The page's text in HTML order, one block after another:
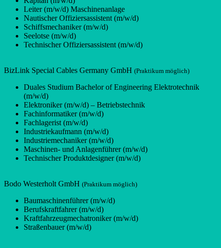
Leiter (m/w/d) Maschinenanlage
Nautischer Offiziersassistent (m/w/d)
Schiffsmechaniker (m/w/d)
Seelotse (m/w/d)
Technischer Offiziersassistent (m/w/d)
BizLink Special Cables Germany GmbH (Praktikum möglich)
Duales Studium Bachelor of Engineering Elektrotechnik
(m/w/d)
Elektroniker (m/w/d) – Betriebstechnik
Fachinformatiker (m/w/d)
Fachlagerist (m/w/d)
Industriekaufmann (m/w/d)
Industriemechaniker (m/w/d)
Maschinen- und Anlagenführer (m/w/d)
Technischer Produktdesigner (m/w/d)
Bodo Westerholt GmbH (Praktikum möglich)
Baumaschinenführer (m/w/d)
Berufskraftfahrer (m/w/d)
Kraftfahrzeugmechatroniker (m/w/d)
Straßenbauer (m/w/d)